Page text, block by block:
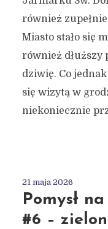
również
Miasto stało się
również dłuższy
dziwię. Co
się wizytą w
niekoniecznie
21 maja 2026
Pomysł
#6 –